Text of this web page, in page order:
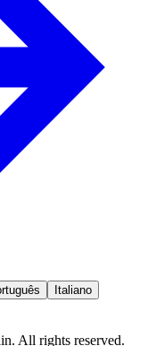
Italiano
All rights reserved.